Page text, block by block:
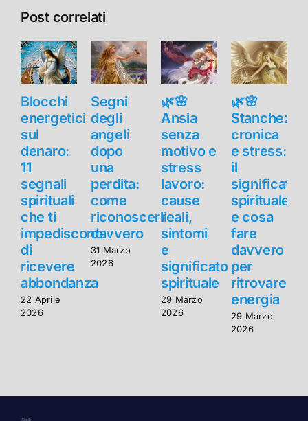
Post correlati
Blocchi
energetici
sul
denaro:
11
segnali
spirituali
che ti
impediscono
di
ricevere
abbondanza
22 Aprile
2026
Segni
degli
angeli
dopo
una
perdita:
come
riconoscerli
davvero
31 Marzo
2026
🌿🌸
Ansia
senza
motivo e
stress
lavoro:
cause
reali,
sintomi
e
significato
spirituale
29 Marzo
2026
🌿🌸
Stanchezza
cronica
e stress:
il
significato
spirituale
e cosa
fare
davvero
per
ritrovare
energia
29 Marzo
2026